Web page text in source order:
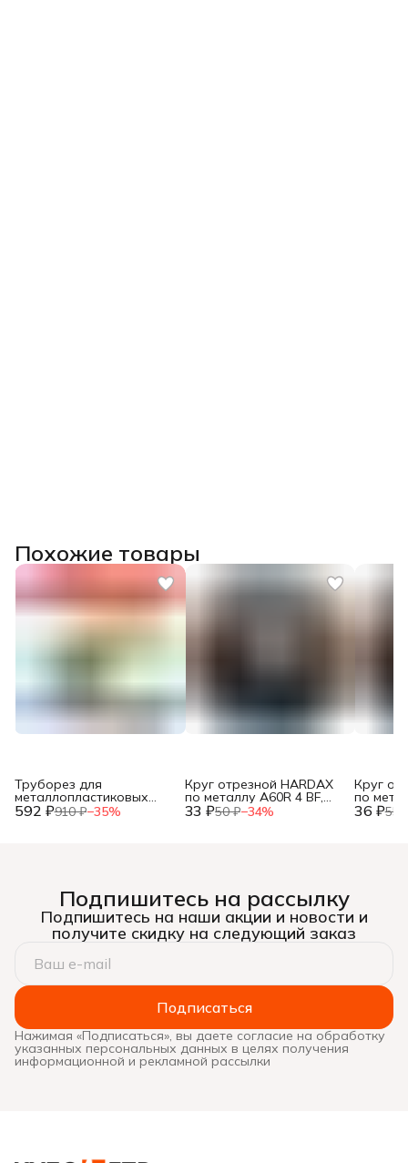
Похожие товары
592 ₽910 ₽−35%
Труборез для
металлопластиковых
труб, до 42мм, (шт.) 33 ₽50 ₽−34%
Круг отрезной HARDAX
по металлу A60R 4 BF,
125 х 1,2 х 22 мм, (шт.) 36 ₽55
Круг
по
125 х
Подпишитесь на рассылку
Подпишитесь на наши акции и новости и
получите скидку на следующий заказ
Подписаться
Нажимая «Подписаться», вы даете согласие на обработку
указанных персональных данных в целях получения
информационной и рекламной рассылки